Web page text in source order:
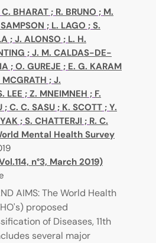
C. BHARAT ; R. BRUNO ; M.
; L. LAGO ; S.
; J. ALONSO ; L. H.
; J. M. CALDAS-DE-
; O. GUREJE ; E. G. KARAM
; J.
LEE ; Z. MNEIMNEH ; F.
; C. C. SASU ; K. SCOTT ; Y.
; S. CHATTERJI ; R. C.
Mental Health Survey
n°3, March 2019)
AIMS: The World Health
proposed
of Diseases, 11th
several major